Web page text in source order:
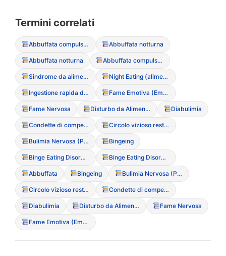
Termini correlati
Abbuffata compulsiva Abbuffata notturna
Abbuffata notturna Abbuffata compulsiva
Sindrome da alimentazione notturna (Night Eating Syndrome) Night Eating (alimentazione notturna compulsiva)
Ingestione rapida di grandi quantit? (Bingeing) Fame Emotiva (Emotional Eating
Fame Nervosa Disturbo da Alimentazione Incontrollata (BED) Diabulimia
Condette di compenso Circolo vizioso restrizione-abbuffata
Bulimia Nervosa (Purgativa/Non Purgativa) Bingeing
Binge Eating Disorder (Disturbo da Alimentazione Incontrollata) Binge Eating Disorder (Disturbo da Alimentazione Incontrollata)
Abbuffata Bingeing Bulimia Nervosa (Purgativa/Non Purgativa)
Circolo vizioso restrizione-abbuffata Condette di compenso
Diabulimia Disturbo da Alimentazione Incontrollata (BED) Fame Nervosa
Fame Emotiva (Emotional Eating